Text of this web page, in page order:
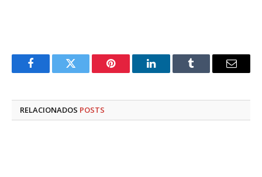
FacebookTwitter Pinterest LinkedInTumblr
E-
RELACIONADOS POSTS